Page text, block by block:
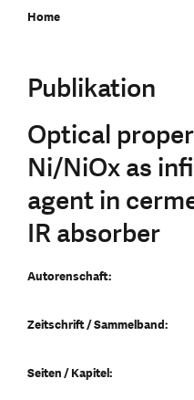
Home
Publikation
Optical
Ni/NiOx as
agent in
IR absorber
Autorenschaft:
Zeitschrift / Sammelband:
Seiten / Kapitel: